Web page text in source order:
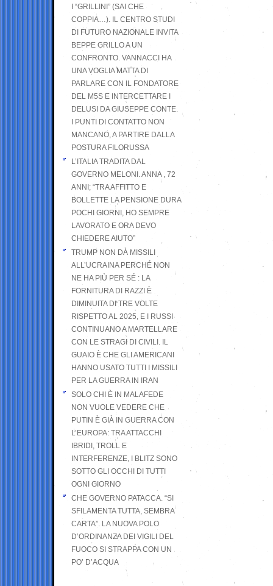
I “GRILLINI” (SAI CHE
COPPIA…). IL CENTRO STUDI
DI FUTURO NAZIONALE INVITA
BEPPE GRILLO A UN
CONFRONTO. VANNACCI HA
UNA VOGLIA MATTA DI
PARLARE CON IL FONDATORE
DEL M5S E INTERCETTARE I
DELUSI DA GIUSEPPE CONTE.
I PUNTI DI CONTATTO NON
MANCANO, A PARTIRE DALLA
POSTURA FILORUSSA
L’ITALIA TRADITA DAL
GOVERNO MELONI. ANNA , 72
ANNI; “TRA AFFITTO E
BOLLETTE LA PENSIONE DURA
POCHI GIORNI, HO SEMPRE
LAVORATO E ORA DEVO
CHIEDERE AIUTO”
TRUMP NON DÀ MISSILI
ALL’UCRAINA PERCHÉ NON
NE HA PIÙ PER SÉ : LA
FORNITURA DI RAZZI È
DIMINUITA DI TRE VOLTE
RISPETTO AL 2025, E I RUSSI
CONTINUANO A MARTELLARE
CON LE STRAGI DI CIVILI. IL
GUAIO È CHE GLI AMERICANI
HANNO USATO TUTTI I MISSILI
PER LA GUERRA IN IRAN
SOLO CHI È IN MALAFEDE
NON VUOLE VEDERE CHE
PUTIN È GIÀ IN GUERRA CON
L’EUROPA: TRA ATTACCHI
IBRIDI, TROLL E
INTERFERENZE, I BLITZ SONO
SOTTO GLI OCCHI DI TUTTI
OGNI GIORNO
CHE GOVERNO PATACCA. “SI
SFILAMENTA TUTTA, SEMBRA
CARTA”. LA NUOVA POLO
D’ORDINANZA DEI VIGILI DEL
FUOCO SI STRAPPA CON UN
PO’ D’ACQUA